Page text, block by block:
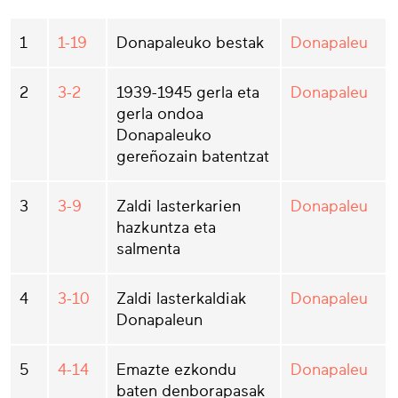
1 1-19 Donapaleuko bestak Donapaleu
2 3-2
1939-1945 gerla eta
gerla ondoa
Donapaleuko
gereñozain batentzat
Donapaleu
3 3-9
Zaldi lasterkarien
hazkuntza eta
salmenta
Donapaleu
4 3-10
Zaldi lasterkaldiak
Donapaleun
Donapaleu
5 4-14
Emazte ezkondu
baten denborapasak
Donapaleu